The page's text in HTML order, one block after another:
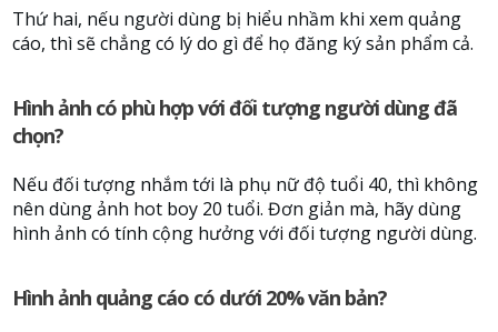
Thứ hai, nếu người dùng bị hiểu nhầm khi xem quảng
cáo, thì sẽ chẳng có lý do gì để họ đăng ký sản phẩm cả.
Hình ảnh có phù hợp với đối tượng người dùng đã
chọn?
Nếu đối tượng nhắm tới là phụ nữ độ tuổi 40, thì không
nên dùng ảnh hot boy 20 tuổi. Đơn giản mà, hãy dùng
hình ảnh có tính cộng hưởng với đối tượng người dùng.
Hình ảnh quảng cáo có dưới 20% văn bản?